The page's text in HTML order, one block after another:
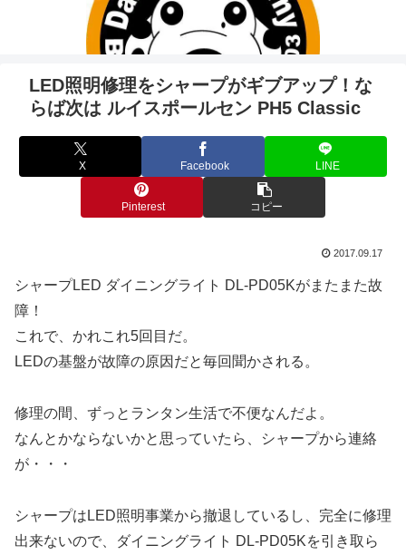
LED照明修理をシャープがギブアップ！な
らば次は ルイスポールセン PH5 Classic
X Facebook LINE
Pinterest コピー
2017.09.17
シャープLED ダイニングライト DL-PD05Kがまたまた故
障！
これで、かれこれ5回目だ。
LEDの基盤が故障の原因だと毎回聞かされる。
修理の間、ずっとランタン生活で不便なんだよ。
なんとかならないかと思っていたら、シャープから連絡
が・・・
シャープはLED照明事業から撤退しているし、完全に修理
出来ないので、ダイニングライト DL-PD05Kを引き取ら